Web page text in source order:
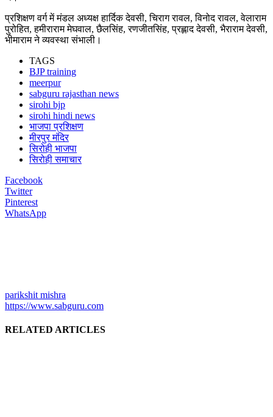
प्रशिक्षण वर्ग में मंडल अध्यक्ष हार्दिक देवसी, चिराग रावल, विनोद रावल, वेलाराम
पुरोहित, हमीराराम मेघवाल, छैलसिंह, रणजीतसिंह, प्रह्लाद देवसी, भैराराम देवसी,
भीमाराम ने व्यवस्था संभाली।
TAGS
BJP training
meerpur
sabguru rajasthan news
sirohi bjp
sirohi hindi news
भाजपा प्रशिक्षण
मीरपुर मंदिर
सिरोही भाजपा
सिरोही समाचार
Facebook
Twitter
Pinterest
WhatsApp
parikshit mishra
https://www.sabguru.com
RELATED ARTICLES